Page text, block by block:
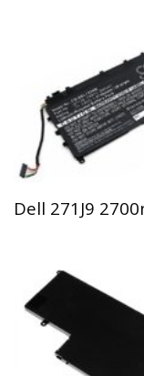
Dell 271J9